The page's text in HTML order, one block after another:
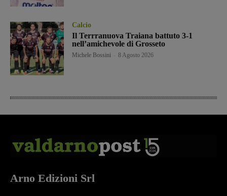
Calcio
Il Terrranuova Traiana battuto 3-1
nell’amichevole di Grosseto
Michele Bossini 8 Agosto 2026
Arno Edizioni Srl